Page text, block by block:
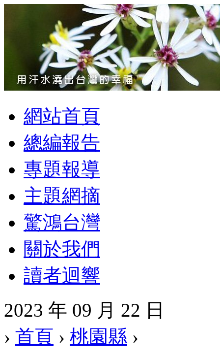
網站首頁
總編報告
專題報導
主題網摘
驚鴻台灣
關於我們
讀者迴響
2023 年 09 月 22 日
› 首頁 › 桃園縣 ›